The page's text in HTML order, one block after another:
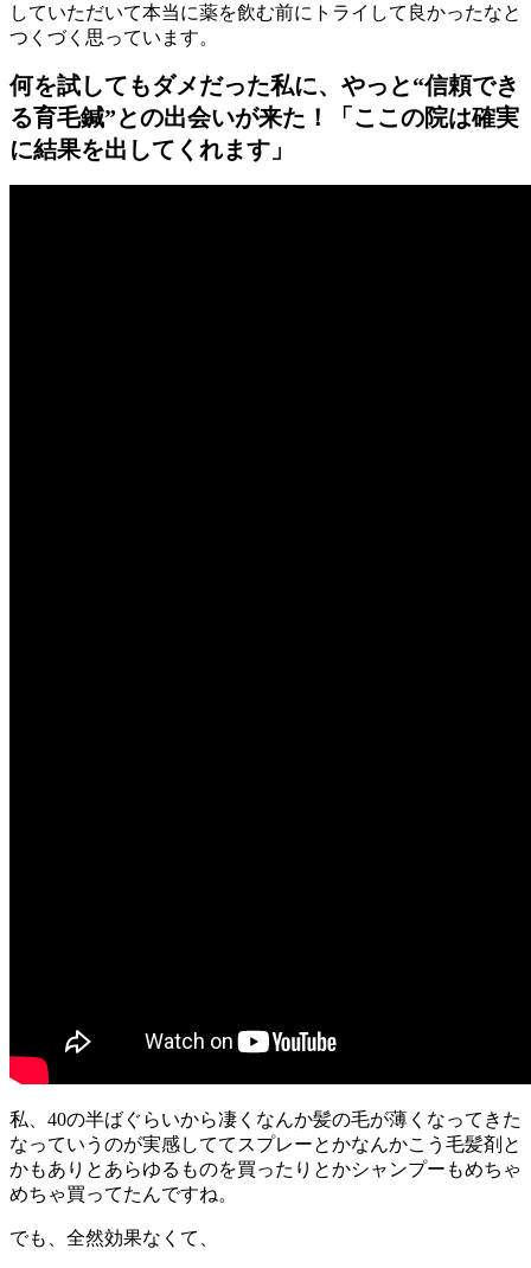
していただいて本当に薬を飲む前にトライして良かったなと
つくづく思っています。
何を試してもダメだった私に、やっと“信頼でき
る育毛鍼”との出会いが来た！「ここの院は確実
に結果を出してくれます」
私、40の半ばぐらいから凄くなんか髪の毛が薄くなってきた
なっていうのが実感しててスプレーとかなんかこう毛髪剤と
かもありとあらゆるものを買ったりとかシャンプーもめちゃ
めちゃ買ってたんですね。
でも、全然効果なくて、